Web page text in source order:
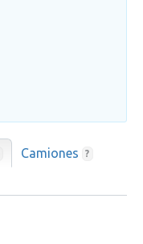
Camiones ?